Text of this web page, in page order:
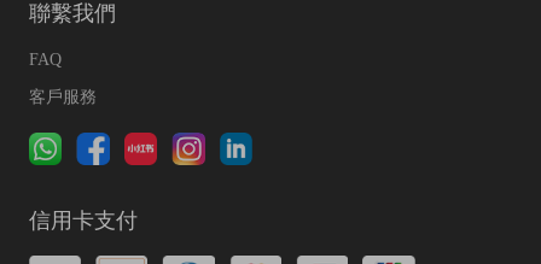
聯繫我們
FAQ
客戶服務
信用卡支付